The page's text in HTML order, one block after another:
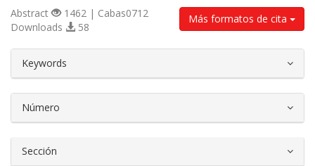
Más formatos de cita
Abstract
1462 | Cabas0712
Downloads
58
Keywords
Número
Sección